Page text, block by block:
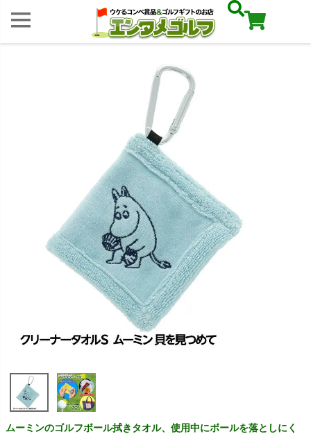
ムーミンのゴルフボール拭きタオル、使用中にボールを落としにく